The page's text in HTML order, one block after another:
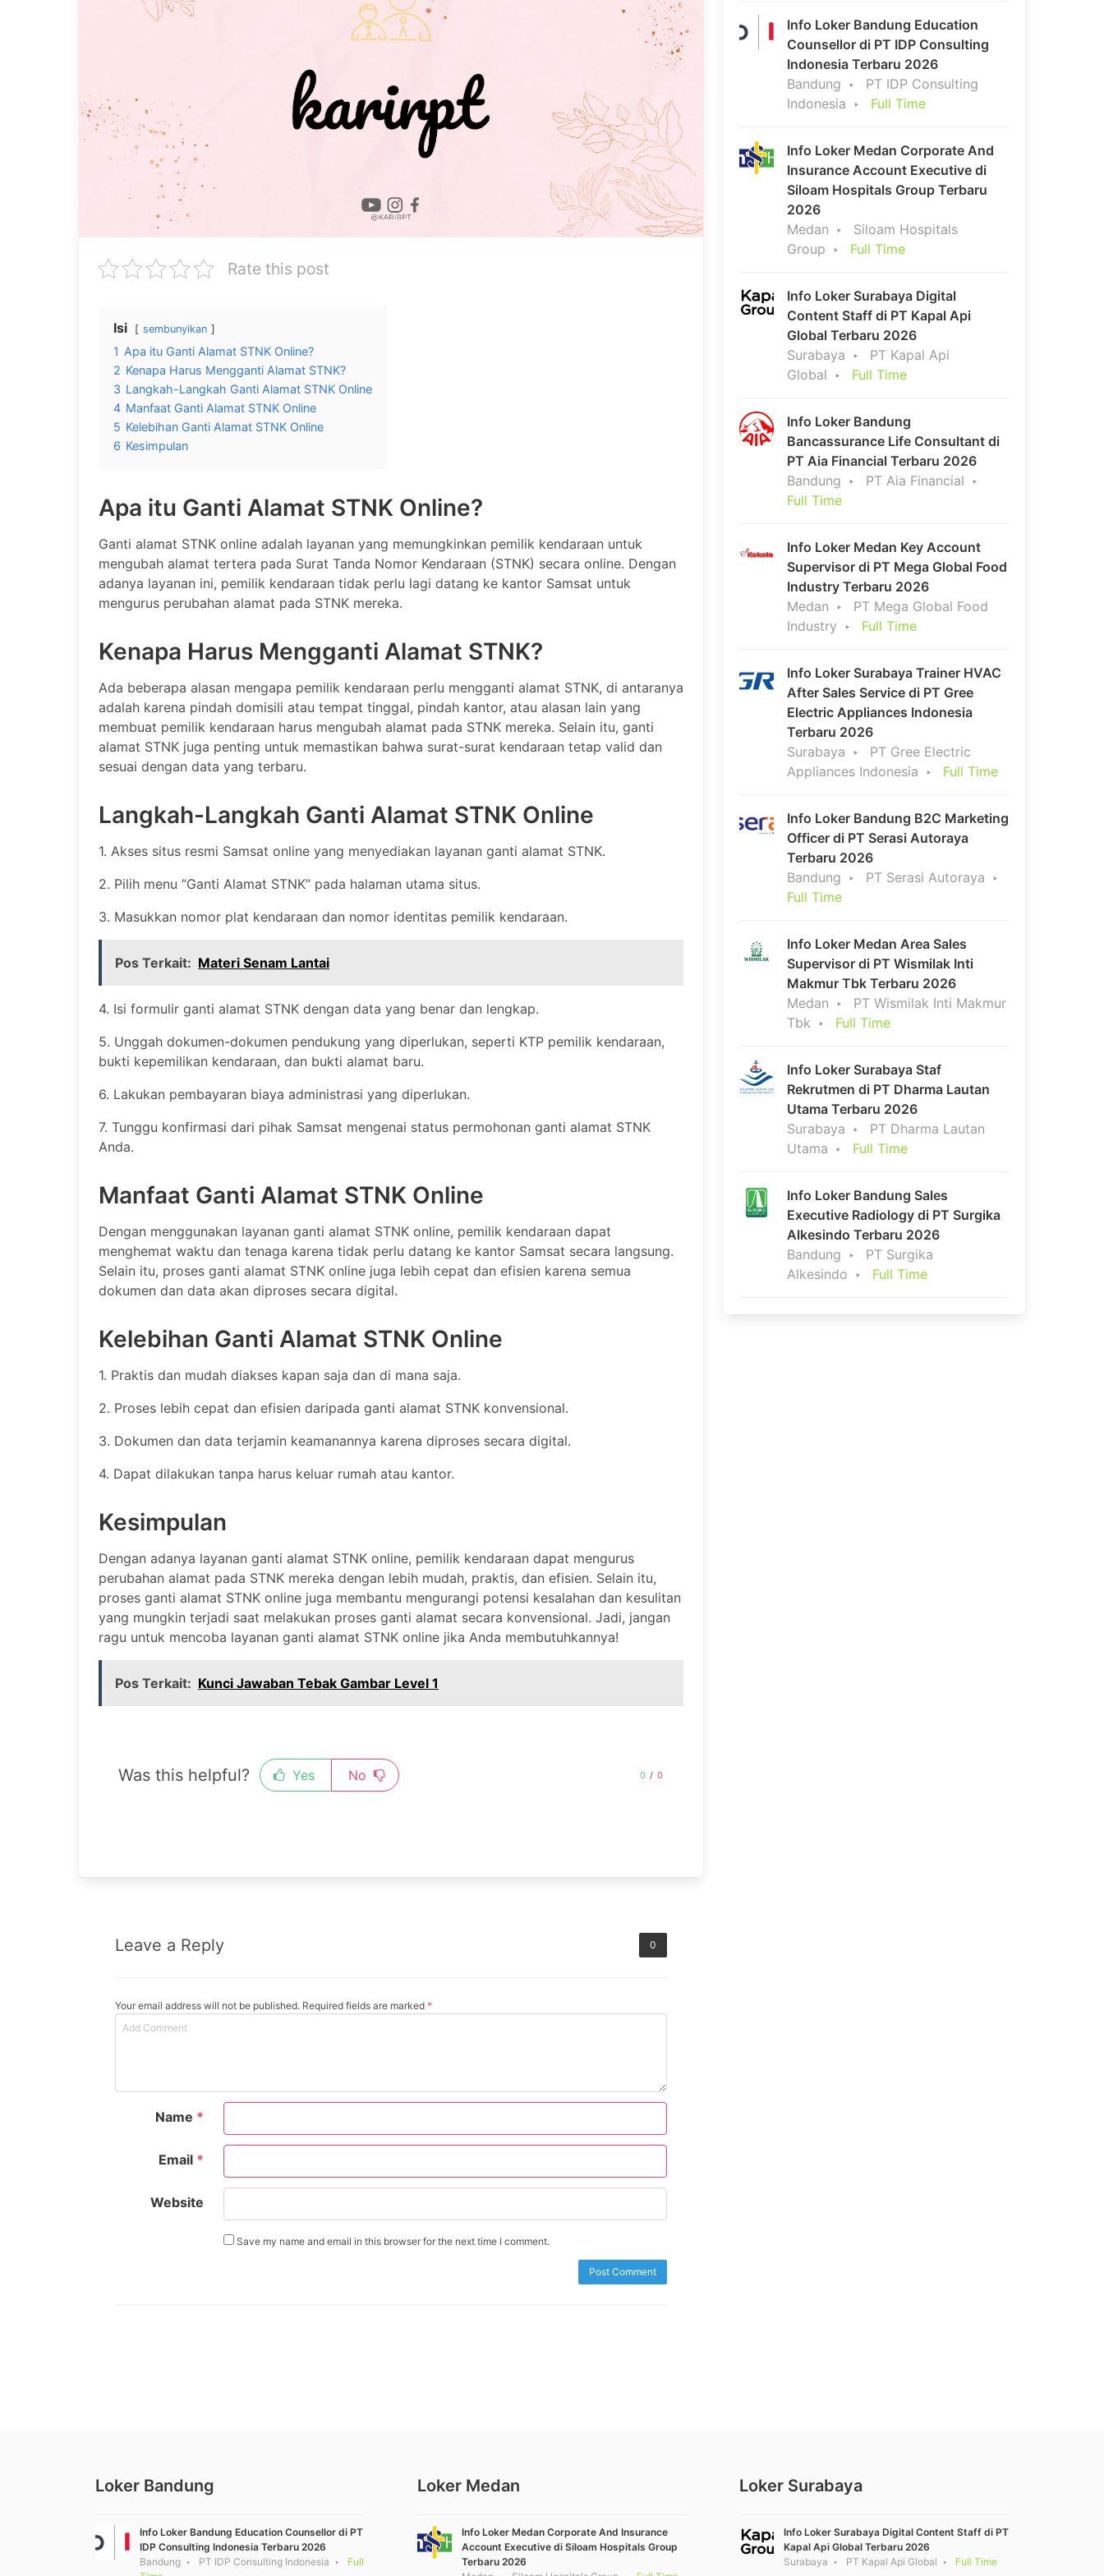
Rate this post
Isi sembunyikan
1 Apa itu Ganti Alamat STNK Online?
2 Kenapa Harus Mengganti Alamat STNK?
3 Langkah-Langkah Ganti Alamat STNK Online
4 Manfaat Ganti Alamat STNK Online
5 Kelebihan Ganti Alamat STNK Online
6 Kesimpulan
Apa itu Ganti Alamat STNK Online?
Ganti alamat STNK online adalah layanan yang memungkinkan pemilik kendaraan untuk
mengubah alamat tertera pada Surat Tanda Nomor Kendaraan (STNK) secara online. Dengan
adanya layanan ini, pemilik kendaraan tidak perlu lagi datang ke kantor Samsat untuk
mengurus perubahan alamat pada STNK mereka.
Kenapa Harus Mengganti Alamat STNK?
Ada beberapa alasan mengapa pemilik kendaraan perlu mengganti alamat STNK, di antaranya
adalah karena pindah domisili atau tempat tinggal, pindah kantor, atau alasan lain yang
membuat pemilik kendaraan harus mengubah alamat pada STNK mereka. Selain itu, ganti
alamat STNK juga penting untuk memastikan bahwa surat-surat kendaraan tetap valid dan
sesuai dengan data yang terbaru.
Langkah-Langkah Ganti Alamat STNK Online
1. Akses situs resmi Samsat online yang menyediakan layanan ganti alamat STNK.
2. Pilih menu “Ganti Alamat STNK” pada halaman utama situs.
3. Masukkan nomor plat kendaraan dan nomor identitas pemilik kendaraan.
Pos Terkait: Materi Senam Lantai
4. Isi formulir ganti alamat STNK dengan data yang benar dan lengkap.
5. Unggah dokumen-dokumen pendukung yang diperlukan, seperti KTP pemilik kendaraan,
bukti kepemilikan kendaraan, dan bukti alamat baru.
6. Lakukan pembayaran biaya administrasi yang diperlukan.
7. Tunggu konfirmasi dari pihak Samsat mengenai status permohonan ganti alamat STNK
Anda.
Manfaat Ganti Alamat STNK Online
Dengan menggunakan layanan ganti alamat STNK online, pemilik kendaraan dapat
menghemat waktu dan tenaga karena tidak perlu datang ke kantor Samsat secara langsung.
Selain itu, proses ganti alamat STNK online juga lebih cepat dan efisien karena semua
dokumen dan data akan diproses secara digital.
Kelebihan Ganti Alamat STNK Online
1. Praktis dan mudah diakses kapan saja dan di mana saja.
2. Proses lebih cepat dan efisien daripada ganti alamat STNK konvensional.
3. Dokumen dan data terjamin keamanannya karena diproses secara digital.
4. Dapat dilakukan tanpa harus keluar rumah atau kantor.
Kesimpulan
Dengan adanya layanan ganti alamat STNK online, pemilik kendaraan dapat mengurus
perubahan alamat pada STNK mereka dengan lebih mudah, praktis, dan efisien. Selain itu,
proses ganti alamat STNK online juga membantu mengurangi potensi kesalahan dan kesulitan
yang mungkin terjadi saat melakukan proses ganti alamat secara konvensional. Jadi, jangan
ragu untuk mencoba layanan ganti alamat STNK online jika Anda membutuhkannya!
Pos Terkait: Kunci Jawaban Tebak Gambar Level 1
Was this helpful? Yes No 0 / 0
Leave a Reply 0
Your email address will not be published. Required fields are marked *
Name *
Email *
Website
Save my name and email in this browser for the next time I comment.
Info Loker Bandung Education
Counsellor di PT IDP Consulting
Indonesia Terbaru 2026
Bandung
PT IDP Consulting
Indonesia
Full Time
Info Loker Medan Corporate And
Insurance Account Executive di
Siloam Hospitals Group Terbaru
2026
Medan
Siloam Hospitals
Group
Full Time
Info Loker Surabaya Digital
Content Staff di PT Kapal Api
Global Terbaru 2026
Surabaya
PT Kapal Api
Global
Full Time
Info Loker Bandung
Bancassurance Life Consultant di
PT Aia Financial Terbaru 2026
Bandung
PT Aia Financial
Full Time
Info Loker Medan Key Account
Supervisor di PT Mega Global Food
Industry Terbaru 2026
Medan
PT Mega Global Food
Industry
Full Time
Info Loker Surabaya Trainer HVAC
After Sales Service di PT Gree
Electric Appliances Indonesia
Terbaru 2026
Surabaya
PT Gree Electric
Appliances Indonesia
Full Time
Info Loker Bandung B2C Marketing
Officer di PT Serasi Autoraya
Terbaru 2026
Bandung
PT Serasi Autoraya
Full Time
Info Loker Medan Area Sales
Supervisor di PT Wismilak Inti
Makmur Tbk Terbaru 2026
Medan
PT Wismilak Inti Makmur
Tbk
Full Time
Info Loker Surabaya Staf
Rekrutmen di PT Dharma Lautan
Utama Terbaru 2026
Surabaya
PT Dharma Lautan
Utama
Full Time
Info Loker Bandung Sales
Executive Radiology di PT Surgika
Alkesindo Terbaru 2026
Bandung
PT Surgika
Alkesindo
Full Time
Loker Bandung
Info Loker Bandung Education Counsellor di PT
IDP Consulting Indonesia Terbaru 2026
Bandung
PT IDP Consulting Indonesia
Full
Loker Medan
Info Loker Medan Corporate And Insurance
Account Executive di Siloam Hospitals Group
Terbaru 2026
Loker Surabaya
Info Loker Surabaya Digital Content Staff di PT
Kapal Api Global Terbaru 2026
Surabaya
PT Kapal Api Global Full Time